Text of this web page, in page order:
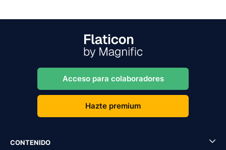
Acceso para colaboradores
Hazte premium
CONTENIDO